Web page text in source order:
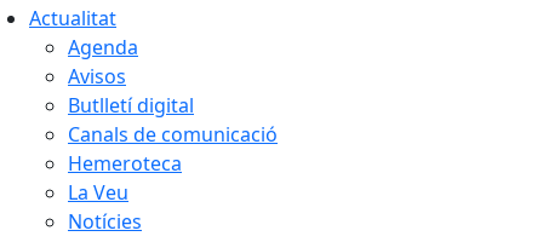
Actualitat
Agenda
Avisos
Butlletí digital
Canals de comunicació
Hemeroteca
La Veu
Notícies